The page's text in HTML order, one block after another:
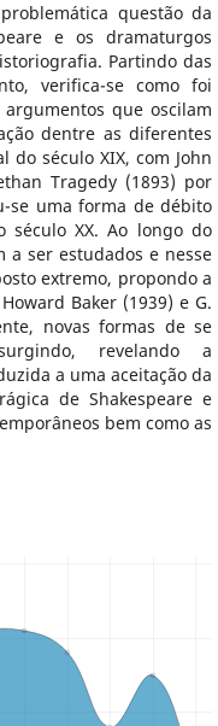
questão da
e os dramaturgos
Partindo das
verifica-se como foi
que oscilam
dentre as diferentes
século XIX, com John
Tragedy (1893) por
se uma forma de débito
século XX. Ao longo do
a ser estudados e nesse
extremo, propondo a
Baker (1939) e G.
novas formas de se
revelando a
a uma aceitação da
de Shakespeare e
bem como as